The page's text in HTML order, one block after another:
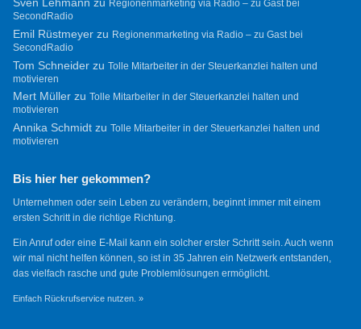
Sven Lehmann zu Regionenmarketing via Radio – zu Gast bei
SecondRadio
Emil Rüstmeyerzu Regionenmarketing via Radio – zu Gast bei
SecondRadio
Tom Schneiderzu Tolle Mitarbeiter in der Steuerkanzlei halten und
motivieren
Mert Müllerzu Tolle Mitarbeiter in der Steuerkanzlei halten und
motivieren
Annika Schmidtzu Tolle Mitarbeiter in der Steuerkanzlei halten und
motivieren
Bis hier her gekommen?
Unternehmen oder sein Leben zu verändern, beginnt immer mit einem
ersten Schritt in die richtige Richtung.
Ein Anruf oder eine E-Mail kann ein solcher erster Schritt sein. Auch wenn
wir mal nicht helfen können, so ist in 35 Jahren ein Netzwerk entstanden,
das vielfach rasche und gute Problemlösungen ermöglicht.
Einfach Rückrufservice nutzen. »